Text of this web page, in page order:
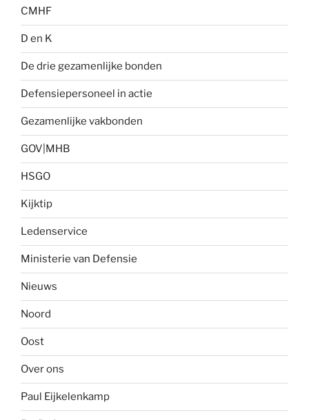
CMHF
D en K
De drie gezamenlijke bonden
Defensiepersoneel in actie
Gezamenlijke vakbonden
GOV|MHB
HSGO
Kijktip
Ledenservice
Ministerie van Defensie
Nieuws
Noord
Oost
Over ons
Paul Eijkelenkamp